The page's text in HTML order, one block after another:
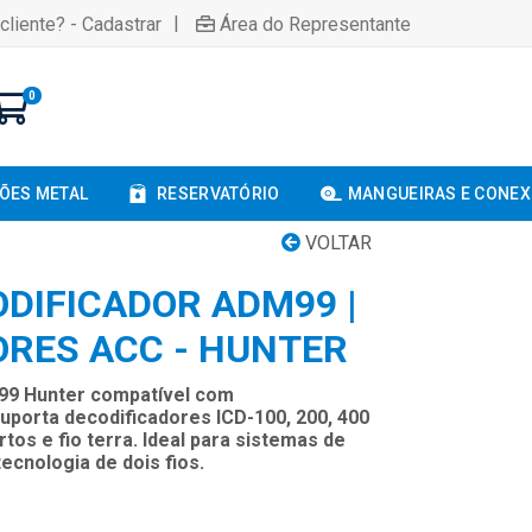
- Cadastrar | Área do Representante
0
METAL RESERVATÓRIO MANGUEIRAS E
VOLTAR
ADM99 |
ACC - HUNTER
Hunter compatível com
decodificadores ICD-100, 200, 400
e fio terra. Ideal para sistemas de
de dois fios.